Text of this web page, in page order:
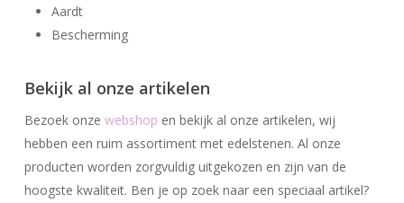
Aardt
Bescherming
Bekijk al onze artikelen
Bezoek onze webshop en bekijk al onze artikelen, wij
hebben een ruim assortiment met edelstenen. Al onze
producten worden zorgvuldig uitgekozen en zijn van de
hoogste kwaliteit. Ben je op zoek naar een speciaal artikel?